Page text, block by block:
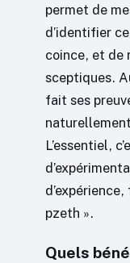
permet de
d’identifier
coince, et de
sceptiques.
fait ses
L’essentiel,
pzeth ».
Quels